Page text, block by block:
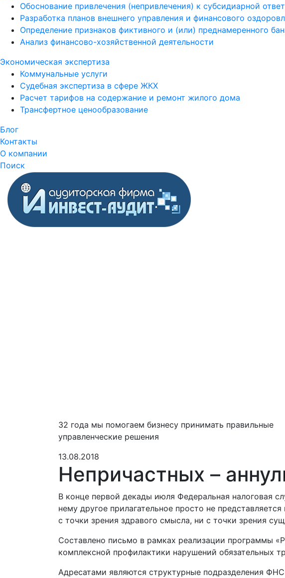
Обоснование привлечения (непривлечения) к субсидиарной
Разработка планов внешнего управления и финансового
Определение признаков фиктивного и (или) преднамеренного
Анализ финансово-хозяйственной деятельности
Экономическая экспертиза
Коммунальные услуги
Судебная экспертиза в сфере ЖКХ
Расчет тарифов на содержание и ремонт жилого дома
Трансфертное ценообразование
Блог
Контакты
О компании
Поиск
32 года мы помогаем бизнесу принимать правильные
управленческие решения
13.08.2018
Непричастных –
В конце первой декады июля Федеральная налоговая
нему другое прилагательное просто не
с точки зрения здравого смысла, ни с точки зрения
Составлено письмо в рамках реализации программы
комплексной профилактики нарушений обязательных
Адресатами являются структурные подразделения